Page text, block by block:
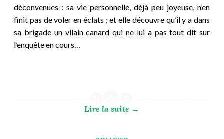
déconvenues : sa vie personnelle, déjà peu joyeuse, n’en
finit pas de voler en éclats ; et elle découvre qu’il y a dans
sa brigade un vilain canard qui ne lui a pas tout dit sur
l’enquête en cours…
Lire la suite →